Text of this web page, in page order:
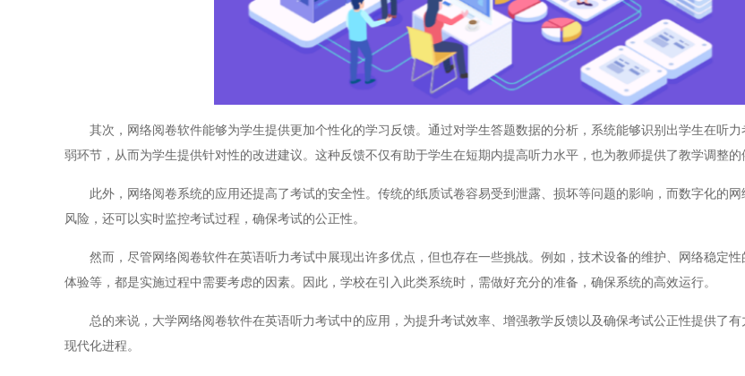
其次，网络阅卷软件能够为学生提供更加个性化的学习反馈。通过对学生答题数据的分析，系统能够识别出学生在听力
弱环节，从而为学生提供针对性的改进建议。这种反馈不仅有助于学生在短期内提高听力水平，也为教师提供了教学调整的
此外，网络阅卷系统的应用还提高了考试的安全性。传统的纸质试卷容易受到泄露、损坏等问题的影响，而数字化的网
风险，还可以实时监控考试过程，确保考试的公正性。
然而，尽管网络阅卷软件在英语听力考试中展现出许多优点，但也存在一些挑战。例如，技术设备的维护、网络稳定性
体验等，都是实施过程中需要考虑的因素。因此，学校在引入此类系统时，需做好充分的准备，确保系统的高效运行。
总的来说，大学网络阅卷软件在英语听力考试中的应用，为提升考试效率、增强教学反馈以及确保考试公正性提供了有
现代化进程。